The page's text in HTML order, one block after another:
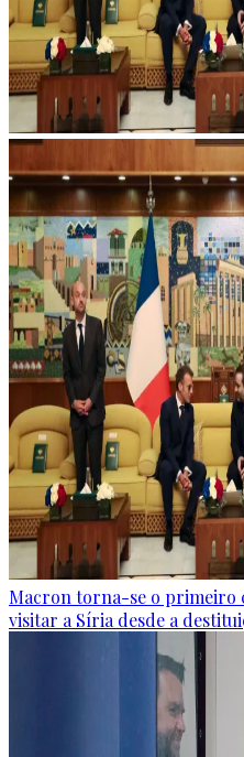
Macron torna-se o primeiro
visitar a Síria desde a